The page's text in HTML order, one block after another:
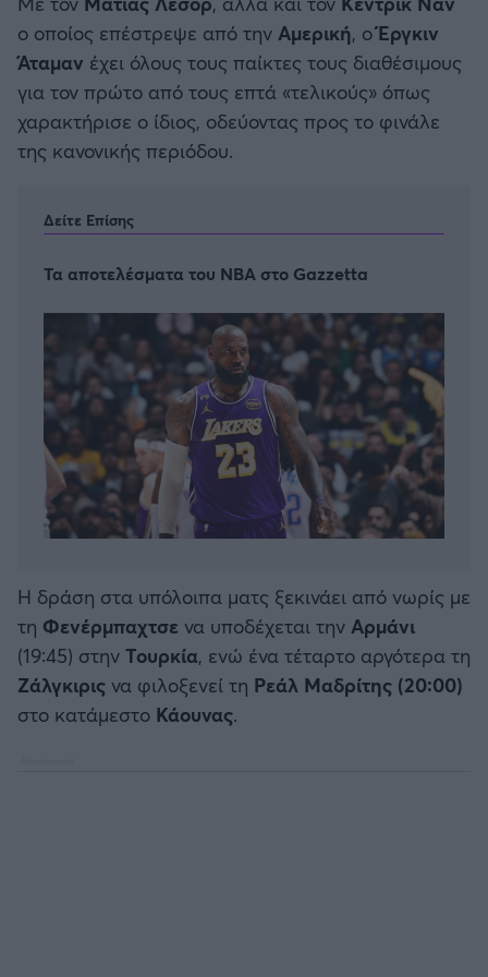
ο οποίος επέστρεψε από την Αμερική, οΈργκιν
Άταμαν έχει όλους τους παίκτες τους διαθέσιμους
για τον πρώτο από τους επτά «τελικούς» όπως
χαρακτήρισε ο ίδιος, οδεύοντας προς το φινάλε
της κανονικής περιόδου.
Δείτε Επίσης
Τα αποτελέσματα του NBA στο Gazzetta
Η δράση στα υπόλοιπα ματς ξεκινάει από νωρίς με
τη Φενέρμπαχτσε να υποδέχεται την Αρμάνι
(19:45) στην Τουρκία, ενώ ένα τέταρτο αργότερα τη
Ζάλγκιρις να φιλοξενεί τη Ρεάλ Μαδρίτης (20:00)
στο κατάμεστο Κάουνας.